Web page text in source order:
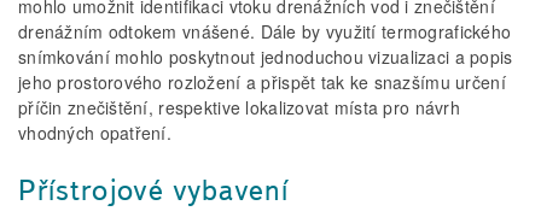
mohlo umožnit identifikaci vtoku drenážních vod i znečištění
drenážním odtokem vnášené. Dále by využití termografického
snímkování mohlo poskytnout jednoduchou vizualizaci a popis
jeho prostorového rozložení a přispět tak ke snazšímu určení
příčin znečištění, respektive lokalizovat místa pro návrh
vhodných opatření.
Přístrojové vybavení